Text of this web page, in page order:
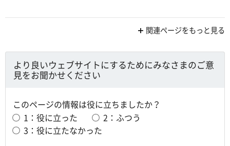
関連ページをもっと見る
より良いウェブサイトにするためにみなさまのご意
見をお聞かせください
このページの情報は役に立ちましたか？
1：役に立った
2：ふつう
3：役に立たなかった